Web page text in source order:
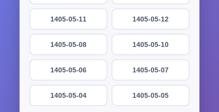
1405-05-12
1405-05-11
1405-05-10
1405-05-08
1405-05-07
1405-05-06
1405-05-05
1405-05-04